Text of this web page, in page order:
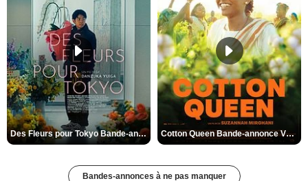
Des Fleurs pour Tokyo Bande-annonce VO STFR Cotton Queen Bande-annonce VO STFR
Bandes-annonces à ne pas manquer